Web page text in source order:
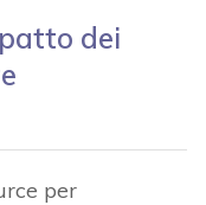
dei
per